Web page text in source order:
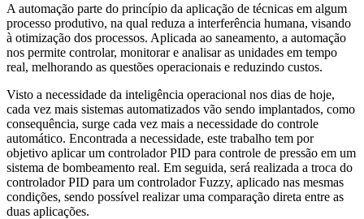
A automação parte do princípio da aplicação de técnicas em algum
processo produtivo, na qual reduza a interferência humana, visando
à otimização dos processos. Aplicada ao saneamento, a automação
nos permite controlar, monitorar e analisar as unidades em tempo
real, melhorando as questões operacionais e reduzindo custos.
Visto a necessidade da inteligência operacional nos dias de hoje,
cada vez mais sistemas automatizados vão sendo implantados, como
consequência, surge cada vez mais a necessidade do controle
automático. Encontrada a necessidade, este trabalho tem por
objetivo aplicar um controlador PID para controle de pressão em um
sistema de bombeamento real. Em seguida, será realizada a troca do
controlador PID para um controlador Fuzzy, aplicado nas mesmas
condições, sendo possível realizar uma comparação direta entre as
duas aplicações.